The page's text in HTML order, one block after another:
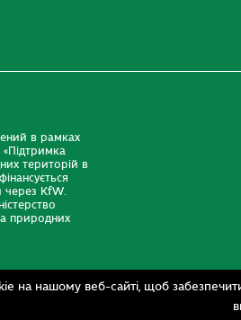
на нашому веб-сайті, щоб
в рамках
«Підтримка
територій в
через KfW.
природних